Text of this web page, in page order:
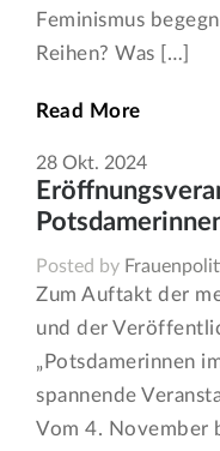
Feminismus
Reihen? Was […]
Read More
28 Okt. 2024
Posted by
Zum Auftakt der
und der
„Potsdamerinnen
spannende
Vom 4. November